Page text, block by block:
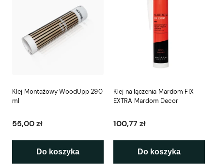
Klej Montażowy WoodUpp 290
ml
55,00 zł
Do koszyka
Klej na łączenia Mardom FIX
EXTRA Mardom Decor
100,77 zł
Do koszyka